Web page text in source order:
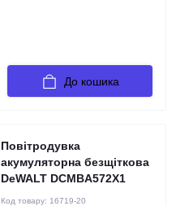
До кошика
Повітродувка
акумуляторна безщіткова
DeWALT DCMBA572X1
Код товару: 16719-20